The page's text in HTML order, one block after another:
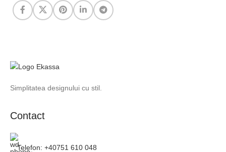
Simplitatea designului cu stil.
Contact
Telefon: +40751 610 048